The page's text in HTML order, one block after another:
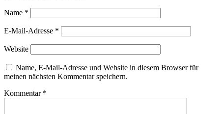
Name *
E-Mail-Adresse *
Website
Name, E-Mail-Adresse und Website in diesem Browser für
meinen nächsten Kommentar speichern.
Kommentar *